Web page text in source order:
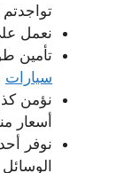
نعمل
تأمين
سيارات
نؤمن
أسعار
نوفر